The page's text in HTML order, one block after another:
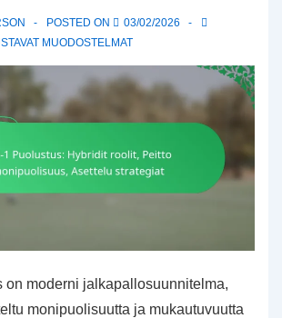
POSTED ON
03/02/2026
MUODOSTELMAT
on moderni jalkapallosuunnitelma,
monipuolisuutta ja mukautuvuutta